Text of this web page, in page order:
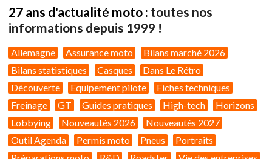
27 ans d'actualité moto : toutes nos
informations depuis 1999 !
Allemagne Assurance moto
Bilans marché 2026
Bilans statistiques
Casques
Dans Le Rétro
Découverte
Equipement pilote
Fiches techniques
Freinage
GT Guides pratiques High-tech
Horizons
Lobbying
Nouveautés 2026
Nouveautés 2027
Outil Agenda
Permis moto Pneus
Portraits